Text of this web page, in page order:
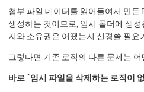
첨부 파일 데이터를 읽어들여서 만
생성하는 것이므로, 임시 폴더에 생
지와 소유권은 어땠는지 신경쓸 필요
그렇다면 기존 로직의 다른 문제는 어
바로 `임시 파일을 삭제하는 로직이